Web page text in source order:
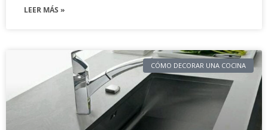
LEER MÁS »
CÓMO DECORAR UNA COCINA